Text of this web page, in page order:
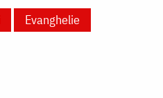
Evanghelie